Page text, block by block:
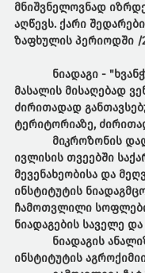
მნიშვნელოვნად
აღწევს. ქარი
ზაფხულის პერიოდში /
ნიადაგი-
მასალის მისაღებად
ძირითადად
ტერიტორიაზე,
მიკროზონის
ივლისის თვეებში
მევენახეობისა და
ინსტიტუტის
ჩამოთვლილი
ნიადაგების საველე
ნიადაგის
ინსტიტუტის